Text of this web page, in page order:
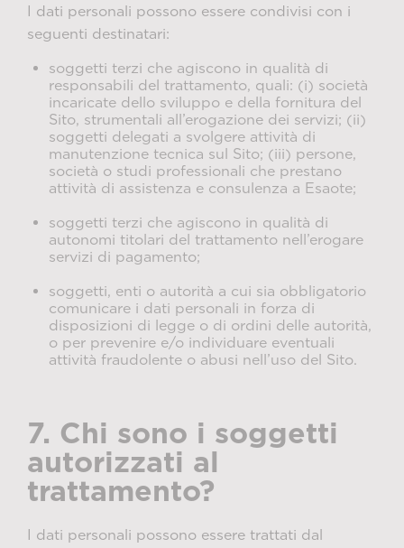
I dati personali possono essere condivisi con i
seguenti destinatari:
soggetti terzi che agiscono in qualità di
responsabili del trattamento, quali: (i) società
incaricate dello sviluppo e della fornitura del
Sito, strumentali all’erogazione dei servizi; (ii)
soggetti delegati a svolgere attività di
manutenzione tecnica sul Sito; (iii) persone,
società o studi professionali che prestano
attività di assistenza e consulenza a Esaote;
soggetti terzi che agiscono in qualità di
autonomi titolari del trattamento nell’erogare
servizi di pagamento;
soggetti, enti o autorità a cui sia obbligatorio
comunicare i dati personali in forza di
disposizioni di legge o di ordini delle autorità,
o per prevenire e/o individuare eventuali
attività fraudolente o abusi nell’uso del Sito.
7. Chi sono i soggetti
autorizzati al
trattamento?
I dati personali possono essere trattati dal